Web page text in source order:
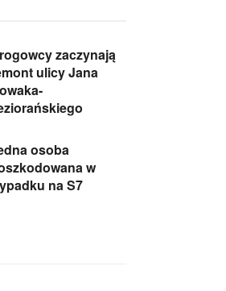
zaczynają
ulicy Jana
osoba
w
na S7